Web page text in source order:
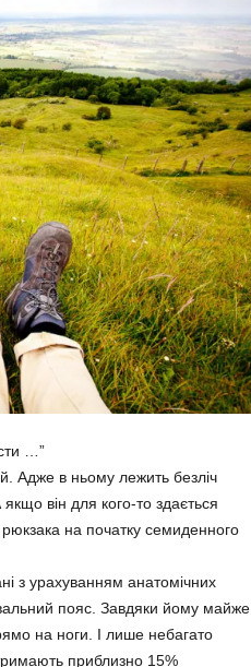
…”
Адже в ньому лежить безліч
він для кого-то здається
на початку семиденного
з урахуванням анатомічних
пояс. Завдяки йому майже
на ноги. І лише небагато
приблизно 15%